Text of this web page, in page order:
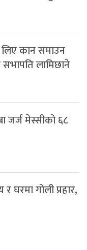
कान समाउन
लामिछाने
जर्ज मेस्सीको ६८
घरमा गोली प्रहार,